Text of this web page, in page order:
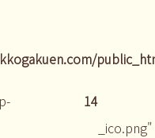
14
_ico.png"